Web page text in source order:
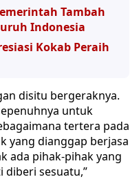
Tambah
Indonesia
Kokab Peraih
disitu bergeraknya.
untuk
tertera pada
yang dianggap berjasa
ada pihak-pihak yang
sesuatu,”